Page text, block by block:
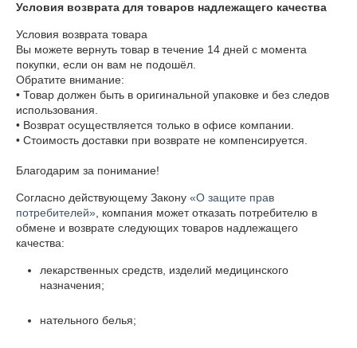
Условия возврата для товаров надлежащего качества
Условия возврата товара
Вы можете вернуть товар в течение 14 дней с момента
покупки, если он вам не подошёл.
Обратите внимание:
• Товар должен быть в оригинальной упаковке и без следов
использования.
• Возврат осуществляется только в офисе компании.
• Стоимость доставки при возврате не компенсируется.
Благодарим за понимание!
Согласно действующему Закону «О защите прав
потребителей» , компания может отказать потребителю в
обмене и возврате следующих товаров надлежащего
качества:
лекарственных средств, изделий медицинского
назначения;
нательного белья;